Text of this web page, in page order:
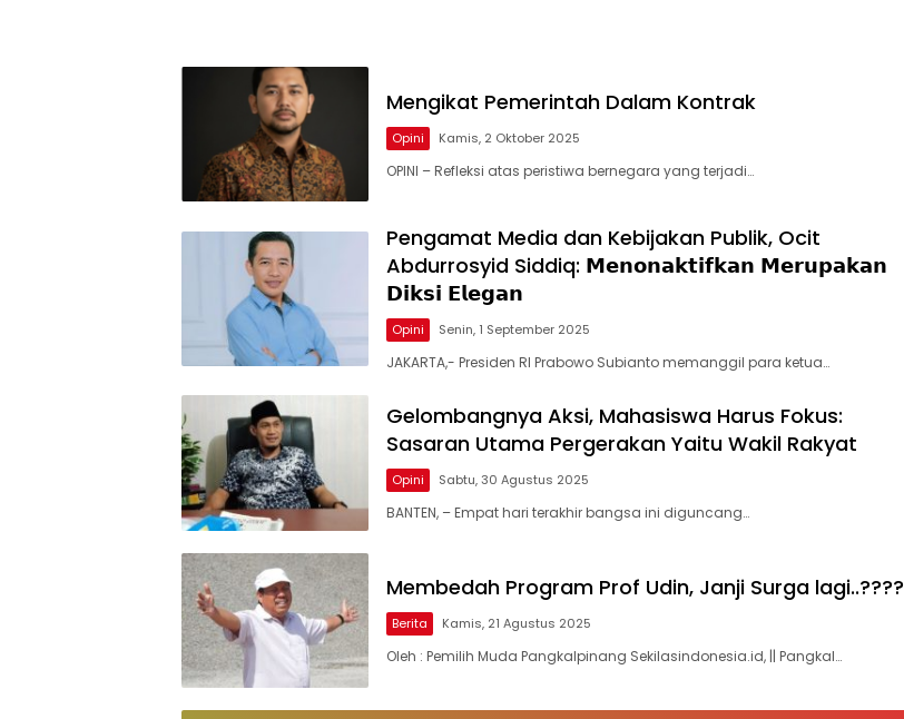
Mengikat Pemerintah Dalam Kontrak
Opini Kamis, 2 Oktober 2025
OPINI – Refleksi atas peristiwa bernegara yang terjadi…
Pengamat Media dan Kebijakan Publik, Ocit
Abdurrosyid Siddiq: 𝗠𝗲𝗻𝗼𝗻𝗮𝗸𝘁𝗶𝗳𝗸𝗮𝗻 𝗠𝗲𝗿𝘂𝗽𝗮𝗸𝗮𝗻
𝗗𝗶𝗸𝘀𝗶 𝗘𝗹𝗲𝗴𝗮𝗻
Opini Senin, 1 September 2025
JAKARTA,- Presiden RI Prabowo Subianto memanggil para ketua…
Gelombangnya Aksi, Mahasiswa Harus Fokus:
Sasaran Utama Pergerakan Yaitu Wakil Rakyat
Opini Sabtu, 30 Agustus 2025
BANTEN, – Empat hari terakhir bangsa ini diguncang…
Membedah Program Prof Udin, Janji Surga lagi..????
Berita Kamis, 21 Agustus 2025
Oleh : Pemilih Muda Pangkalpinang Sekilasindonesia.id, || Pangkal…